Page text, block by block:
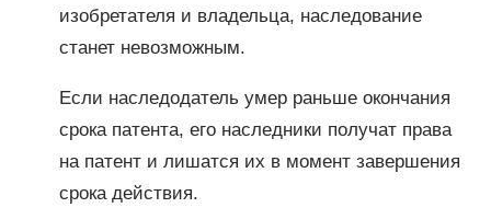
изобретателя и владельца, наследование
станет невозможным.
Если наследодатель умер раньше окончания
срока патента, его наследники получат права
на патент и лишатся их в момент завершения
срока действия.